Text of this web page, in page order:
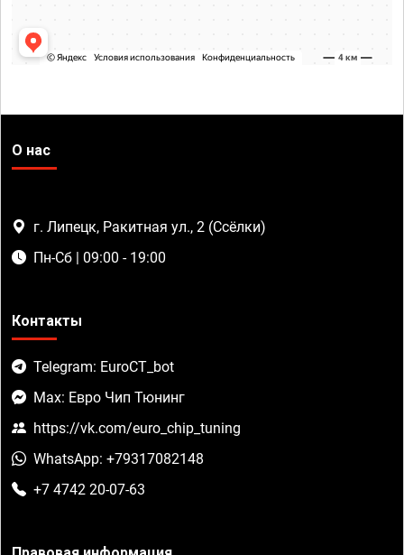
О нас
г. Липецк, Ракитная ул., 2 (Ссёлки)
Пн-Сб | 09:00 - 19:00
Контакты
Telegram: EuroCT_bot
Max: Евро Чип Тюнинг
https://vk.com/euro_chip_tuning
WhatsApp: +79317082148
+7 4742 20-07-63